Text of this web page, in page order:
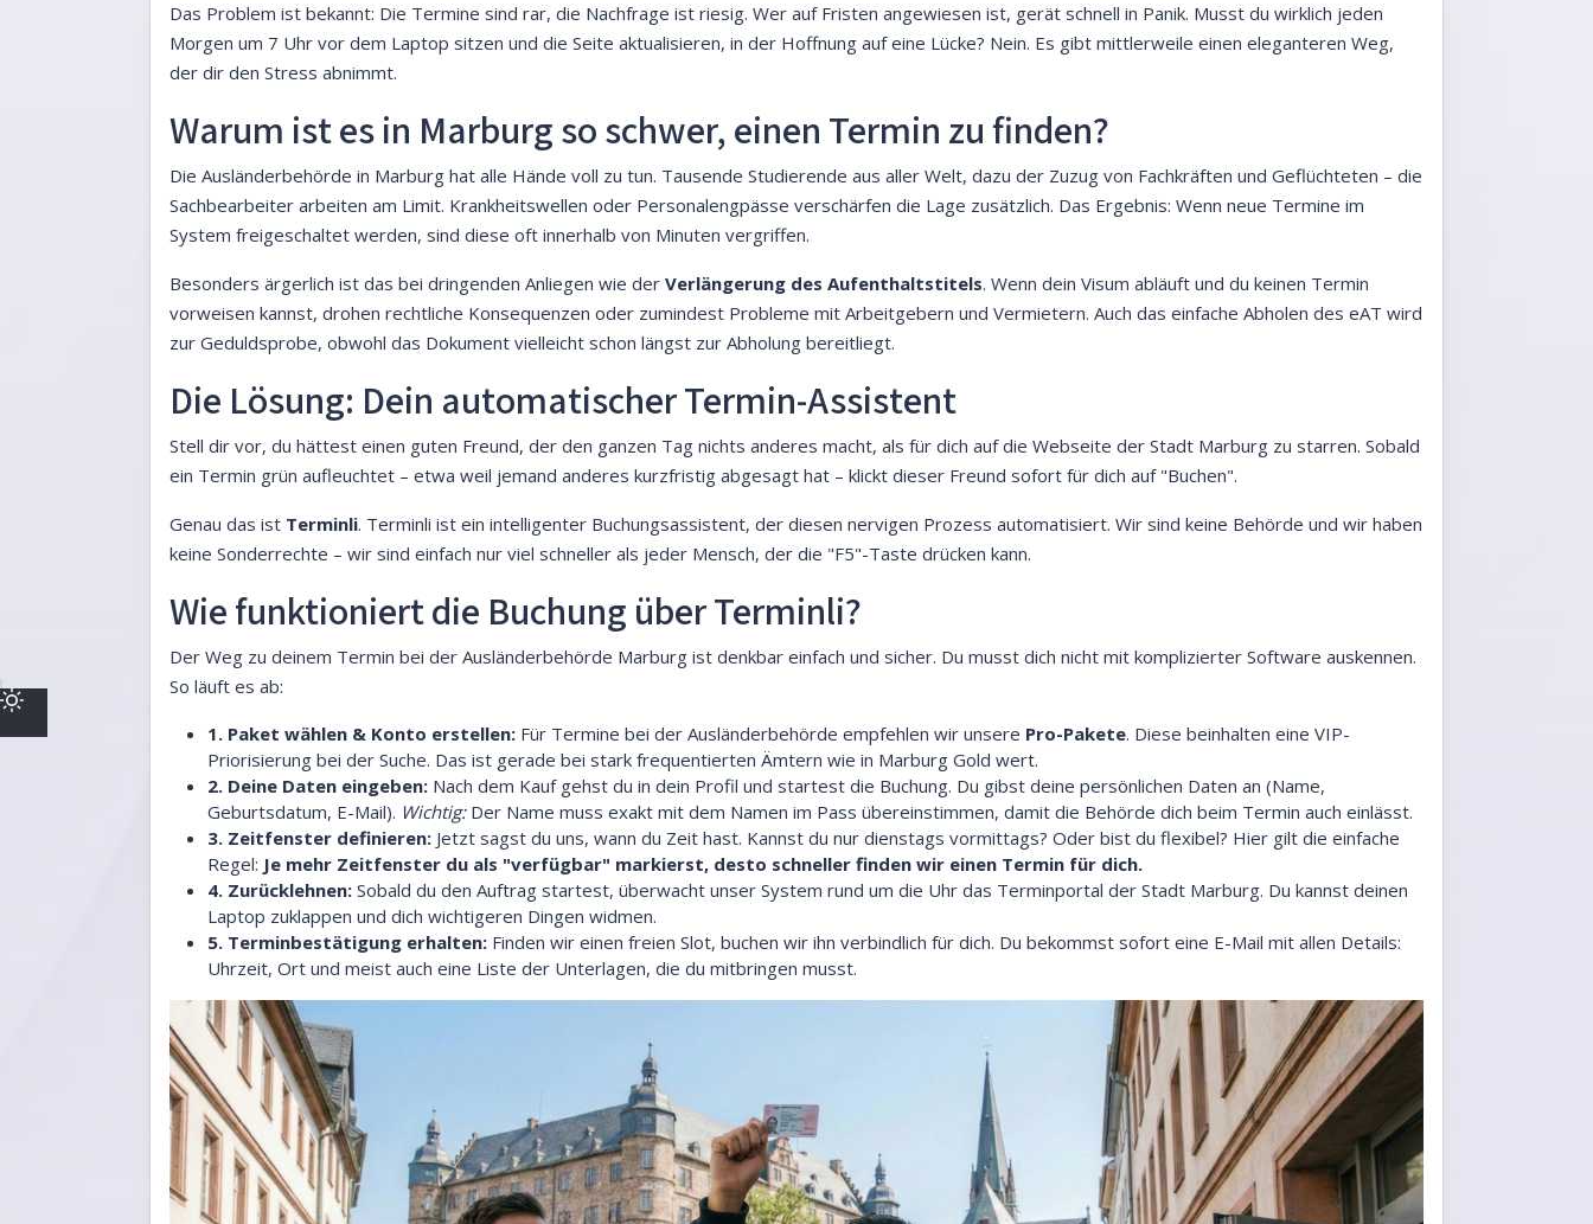
Das Problem ist bekannt: Die Termine sind rar, die Nachfrage ist riesig. Wer auf Fristen angewiesen ist, gerät schnell in Panik. Musst du wirklich jeden
Morgen um 7 Uhr vor dem Laptop sitzen und die Seite aktualisieren, in der Hoffnung auf eine Lücke? Nein. Es gibt mittlerweile einen eleganteren Weg,
der dir den Stress abnimmt.
Warum ist es in Marburg so schwer, einen Termin zu finden?
Die Ausländerbehörde in Marburg hat alle Hände voll zu tun. Tausende Studierende aus aller Welt, dazu der Zuzug von Fachkräften und Geflüchteten – die
Sachbearbeiter arbeiten am Limit. Krankheitswellen oder Personalengpässe verschärfen die Lage zusätzlich. Das Ergebnis: Wenn neue Termine im
System freigeschaltet werden, sind diese oft innerhalb von Minuten vergriffen.
Besonders ärgerlich ist das bei dringenden Anliegen wie der Verlängerung des Aufenthaltstitels. Wenn dein Visum abläuft und du keinen Termin
vorweisen kannst, drohen rechtliche Konsequenzen oder zumindest Probleme mit Arbeitgebern und Vermietern. Auch das einfache Abholen des eAT wird
zur Geduldsprobe, obwohl das Dokument vielleicht schon längst zur Abholung bereitliegt.
Die Lösung: Dein automatischer Termin-Assistent
Stell dir vor, du hättest einen guten Freund, der den ganzen Tag nichts anderes macht, als für dich auf die Webseite der Stadt Marburg zu starren. Sobald
ein Termin grün aufleuchtet – etwa weil jemand anderes kurzfristig abgesagt hat – klickt dieser Freund sofort für dich auf "Buchen".
Genau das ist Terminli. Terminli ist ein intelligenter Buchungsassistent, der diesen nervigen Prozess automatisiert. Wir sind keine Behörde und wir haben
keine Sonderrechte – wir sind einfach nur viel schneller als jeder Mensch, der die "F5"-Taste drücken kann.
Wie funktioniert die Buchung über Terminli?
Der Weg zu deinem Termin bei der Ausländerbehörde Marburg ist denkbar einfach und sicher. Du musst dich nicht mit komplizierter Software auskennen.
So läuft es ab:
1. Paket wählen & Konto erstellen: Für Termine bei der Ausländerbehörde empfehlen wir unsere Pro-Pakete. Diese beinhalten eine VIP-
Priorisierung bei der Suche. Das ist gerade bei stark frequentierten Ämtern wie in Marburg Gold wert.
2. Deine Daten eingeben: Nach dem Kauf gehst du in dein Profil und startest die Buchung. Du gibst deine persönlichen Daten an (Name,
Geburtsdatum, E-Mail). Wichtig:Der Name muss exakt mit dem Namen im Pass übereinstimmen, damit die Behörde dich beim Termin auch einlässt.
3. Zeitfenster definieren: Jetzt sagst du uns, wann du Zeit hast. Kannst du nur dienstags vormittags? Oder bist du flexibel? Hier gilt die einfache
Regel: Je mehr Zeitfenster du als "verfügbar" markierst, desto schneller finden wir einen Termin für dich.
4. Zurücklehnen: Sobald du den Auftrag startest, überwacht unser System rund um die Uhr das Terminportal der Stadt Marburg. Du kannst deinen
Laptop zuklappen und dich wichtigeren Dingen widmen.
5. Terminbestätigung erhalten: Finden wir einen freien Slot, buchen wir ihn verbindlich für dich. Du bekommst sofort eine E-Mail mit allen Details:
Uhrzeit, Ort und meist auch eine Liste der Unterlagen, die du mitbringen musst.